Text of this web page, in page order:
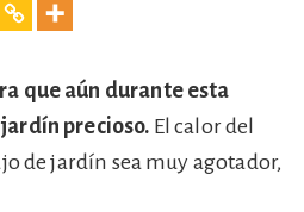
que aún durante esta
precioso. El calor del
de jardín sea muy agotador,